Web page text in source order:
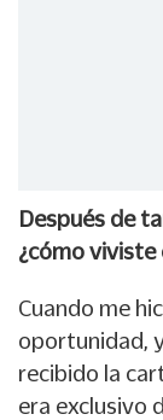
Después de
¿cómo viviste
Cuando me
oportunidad,
recibido la
era exclusivo